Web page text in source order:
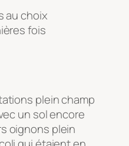
au choix
fois
plein champ
un sol encore
oignons plein